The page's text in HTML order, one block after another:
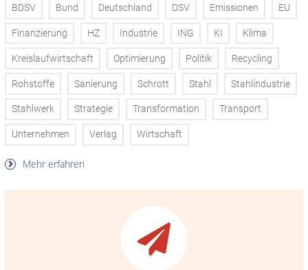
BDSV Bund Deutschland DSV Emissionen EU
Finanzierung HZ Industrie ING KI Klima
Kreislaufwirtschaft Optimierung Politik Recycling
Rohstoffe Sanierung Schrott Stahl Stahlindustrie
Stahlwerk Strategie Transformation Transport
Unternehmen Verlag Wirtschaft
Mehr erfahren